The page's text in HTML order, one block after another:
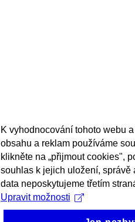
K vyhodnocování tohoto webu
obsahu a reklam používáme
klikněte na „přijmout cookies",
souhlas k jejich uložení, správě
data neposkytujeme třetím
Upravit možnosti